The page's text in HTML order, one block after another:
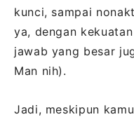
kunci, sampai
ya, dengan
jawab yang besar
Man nih).
Jadi, meskipun